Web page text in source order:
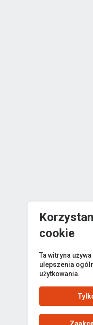
cookie
Ta witryna
ulepszenia
użytkowania.